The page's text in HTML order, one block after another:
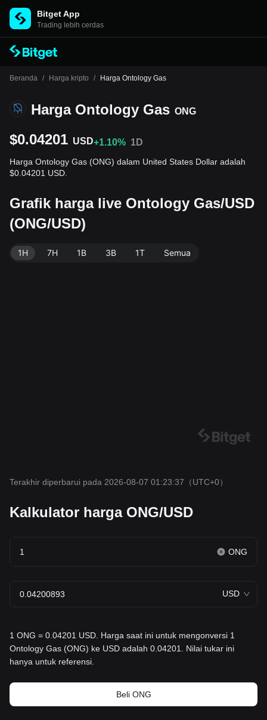
Bitget App
Trading lebih cerdas
Beranda / Harga kripto / Harga Ontology Gas
Harga Ontology Gas ONG
$0.04201 USD+1.10% 1D
Harga Ontology Gas (ONG) dalam United States Dollar adalah
$0.04201 USD.
Grafik harga live Ontology Gas/USD
(ONG/USD)
1H 7H 1B 3B 1T Semua
Terakhir diperbarui pada 2026-08-07 01:23:37 （UTC+0）
Kalkulator harga ONG/USD
ONG
USD
1 ONG = 0.04201 USD. Harga saat ini untuk mengonversi 1
Ontology Gas (ONG) ke USD adalah 0.04201. Nilai tukar ini
hanya untuk referensi.
Beli ONG